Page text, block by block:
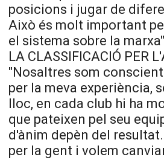
posicions i jugar de
Això és molt important
el sistema sobre la
LA CLASSIFICACIÓ PER
"Nosaltres som
per la meva experiència,
lloc, en cada club hi ha
que pateixen pel seu
d'ànim depèn del
per la gent i volem